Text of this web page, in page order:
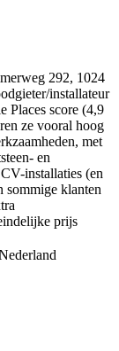
292, 1024
installateur
Places score (4,9
ze vooral hoog
met
en
installaties (en
sommige klanten
prijs